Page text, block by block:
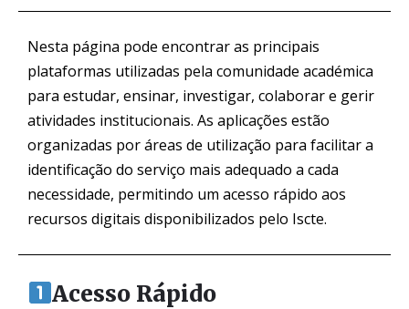
Nesta página pode encontrar as principais
plataformas utilizadas pela comunidade académica
para estudar, ensinar, investigar, colaborar e gerir
atividades institucionais. As aplicações estão
organizadas por áreas de utilização para facilitar a
identificação do serviço mais adequado a cada
necessidade, permitindo um acesso rápido aos
recursos digitais disponibilizados pelo Iscte.
Acesso Rápido